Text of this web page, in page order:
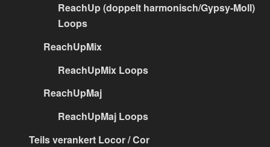
ReachUp (doppelt harmonisch/Gypsy-Moll)
Loops
ReachUpMix
ReachUpMix Loops
ReachUpMaj
ReachUpMaj Loops
Teils verankert Locor / Cor